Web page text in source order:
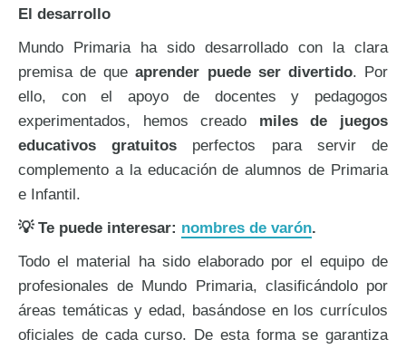
El desarrollo
Mundo Primaria ha sido desarrollado con la clara
premisa de queaprender puede ser divertido. Por
ello, con el apoyo de docentes y pedagogos
experimentados, hemos creado miles de juegos
educativos gratuitos perfectos para servir de
complemento a la educación de alumnos de Primaria
e Infantil.
💡 Te puede interesar: nombres de varón.
Todo el material ha sido elaborado por el equipo de
profesionales de Mundo Primaria, clasificándolo por
áreas temáticas y edad, basándose en los currículos
oficiales de cada curso. De esta forma se garantiza